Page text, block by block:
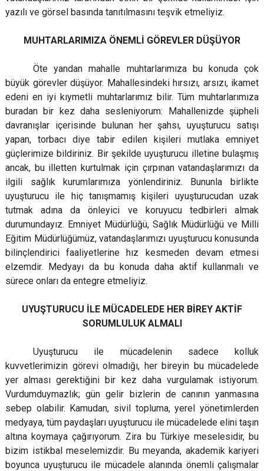
yazılı ve görsel basında tanıtılmasını teşvik etmeliyiz.
MUHTARLARIMIZA ÖNEMLİ GÖREVLER DÜŞÜYOR
Öte yandan mahalle muhtarlarımıza bu konuda çok
büyük görevler düşüyor. Mahallesindeki hırsızı, arsızı, ikamet
edeni en iyi kıymetli muhtarlarımız bilir. Tüm muhtarlarımıza
buradan bir kez daha sesleniyorum: Mahallenizde şüpheli
davranışlar içerisinde bulunan her şahsı, uyuşturucu satışı
yapan, torbacı diye tabir edilen kişileri mutlaka emniyet
güçlerimize bildiriniz. Bir şekilde uyuşturucu illetine bulaşmış
ancak, bu illetten kurtulmak için çırpınan vatandaşlarımızı da
ilgili sağlık kurumlarımıza yönlendiriniz. Bununla birlikte
uyuşturucu ile hiç tanışmamış kişileri uyuşturucudan uzak
tutmak adına da önleyici ve koruyucu tedbirleri almak
durumundayız. Emniyet Müdürlüğü, Sağlık Müdürlüğü ve Milli
Eğitim Müdürlüğümüz, vatandaşlarımızı uyuşturucu konusunda
bilinçlendirici faaliyetlerine hız kesmeden devam etmesi
elzemdir. Medyayı da bu konuda daha aktif kullanmalı ve
sürece onları da entegre etmeliyiz.
UYUŞTURUCU İLE MÜCADELEDE HER BİREY AKTİF
SORUMLULUK ALMALI
Uyuşturucu ile mücadelenin sadece kolluk
kuvvetlerimizin görevi olmadığı, her bireyin bu mücadelede
yer alması gerektiğini bir kez daha vurgulamak istiyorum.
Vurdumduymazlık; gün gelir bizlerin de canının yanmasına
sebep olabilir. Kamudan, sivil topluma, yerel yönetimlerden
medyaya, tüm paydaşları uyuşturucu ile mücadelede elini taşın
altına koymaya çağırıyorum. Zira bu Türkiye meselesidir, bu
bizim istikbal meselemizdir. Bu meyanda, akademik kariyeri
boyunca uyuşturucu ile mücadele alanında önemli çalışmalar